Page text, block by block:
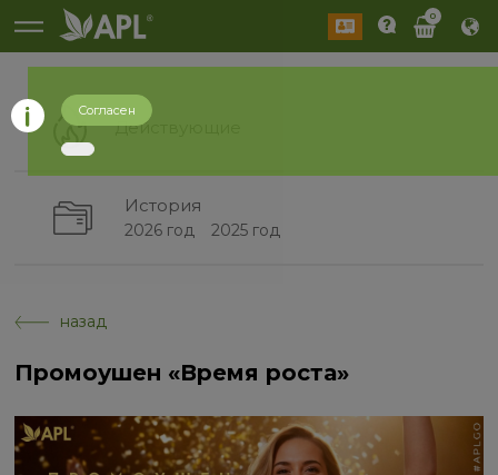
0
Действующие
История
2026 год 2025 год
назад
Промоушен «Время роста»
Согласен